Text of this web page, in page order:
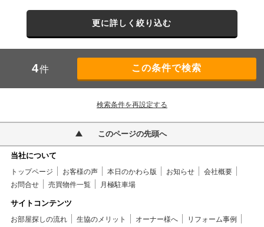
更に詳しく絞り込む
4件
検索条件を再設定する
このページの先頭へ
当社について
トップページ お客様の声 本日のかわら版 お知らせ
会社概要
お問合せ
売買物件一覧 月極駐車場
サイトコンテンツ
お部屋探しの流れ 生協のメリット オーナー様へ
リフォーム事例